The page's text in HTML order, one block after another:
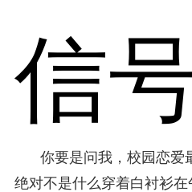
信
你要是问我，校园恋爱
绝对不是什么穿着白衬衫